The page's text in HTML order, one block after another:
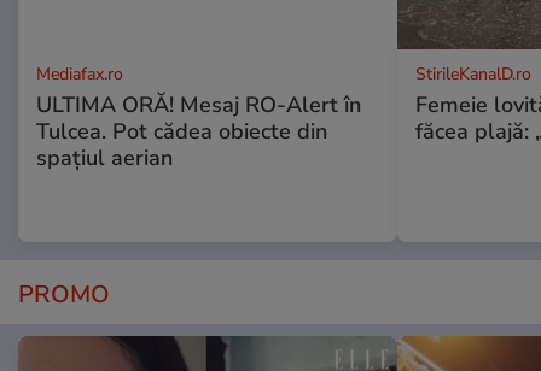
Mediafax.ro
ULTIMA ORĂ! Mesaj RO-Alert în
Tulcea. Pot cădea obiecte din
spațiul aerian
StirileKanalD.ro
Femeie
făcea plajă:
PROMO